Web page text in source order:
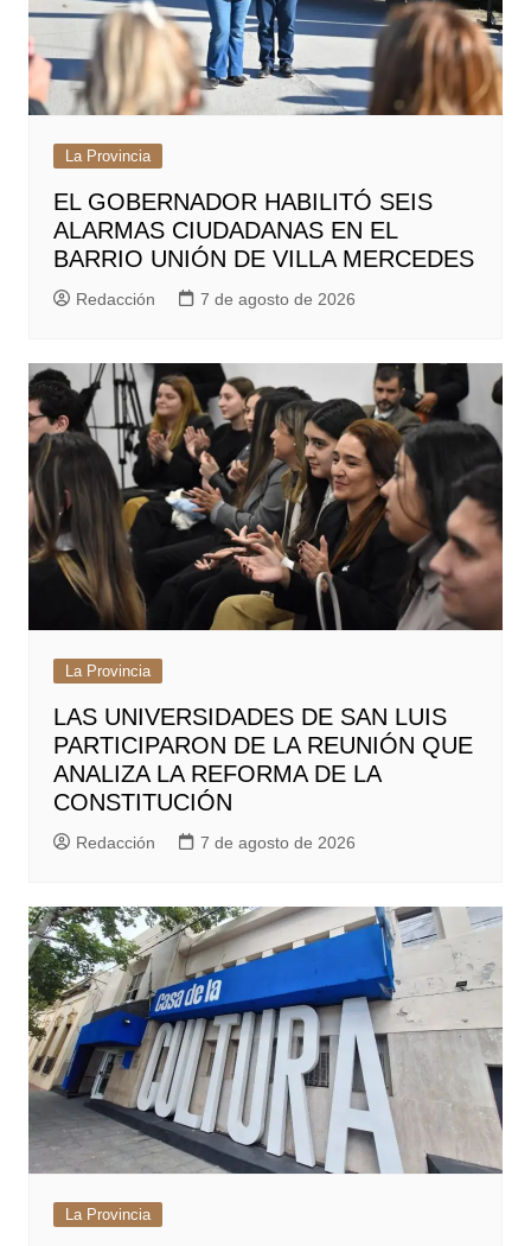
La Provincia
EL GOBERNADOR HABILITÓ SEIS
ALARMAS CIUDADANAS EN EL
BARRIO UNIÓN DE VILLA MERCEDES
Redacción 7 de agosto de 2026
La Provincia
LAS UNIVERSIDADES DE SAN LUIS
PARTICIPARON DE LA REUNIÓN QUE
ANALIZA LA REFORMA DE LA
CONSTITUCIÓN
Redacción 7 de agosto de 2026
La Provincia